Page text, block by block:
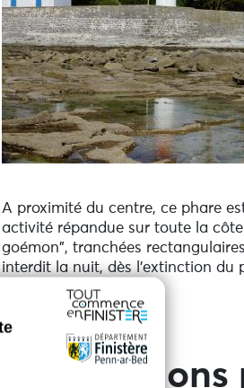
A proximité du centre, ce phare
activité répandue sur toute la
goémon", tranchées
interdit la nuit, dès l'extinction du
rallumage le soir.